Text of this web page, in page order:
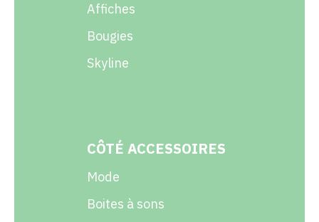
Affiches
Bougies
Skyline
CÔTÉ ACCESSOIRES
Mode
Boites à sons